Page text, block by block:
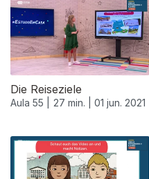
Die Reiseziele
Aula 55 | 27 min. | 01 jun. 2021